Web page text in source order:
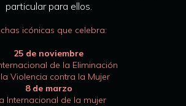
particular para ellos.
icónicas que celebra:
25 de noviembre
de la Eliminación
Violencia contra la Mujer
8 de marzo
Internacional de la mujer